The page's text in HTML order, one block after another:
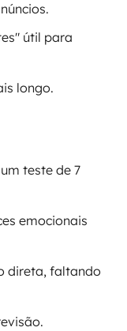
útil para
longo.
teste de 7
emocionais
direta, faltando